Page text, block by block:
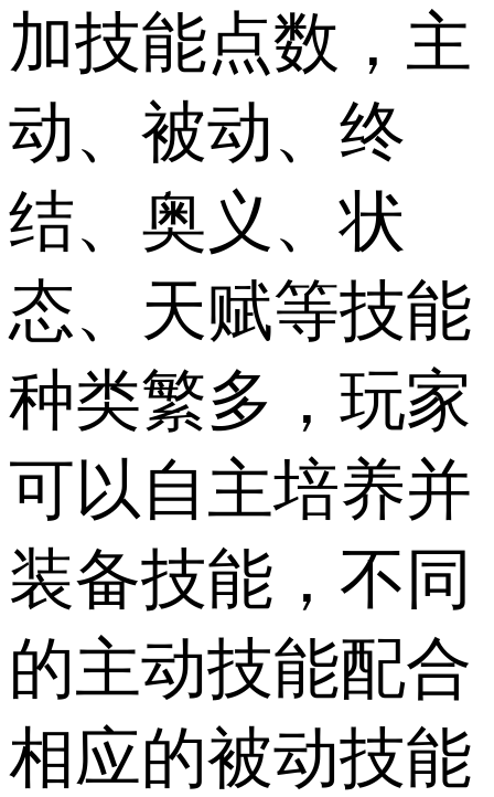
加技能点数，主
动、被动、终
结、奥义、状
态、天赋等技能
种类繁多，玩家
可以自主培养并
装备技能，不同
的主动技能配合
相应的被动技能